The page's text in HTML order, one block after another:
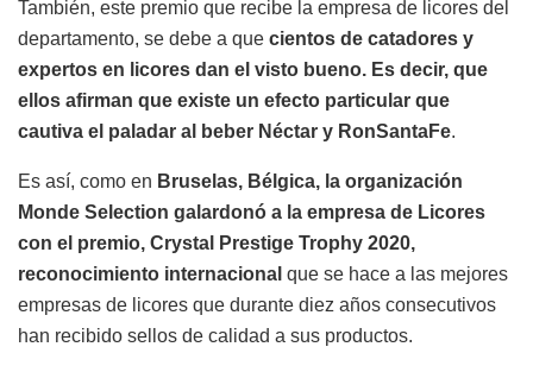
También, este premio que recibe la empresa de licores del
departamento, se debe a que cientos de catadores y
expertos en licores dan el visto bueno. Es decir, que
ellos afirman que existe un efecto particular que
cautiva el paladar al beber Néctar y RonSantaFe.
Es así, como en Bruselas, Bélgica, la organización
Monde Selection galardonó a la empresa de Licores
con el premio, Crystal Prestige Trophy 2020,
reconocimiento internacional que se hace a las mejores
empresas de licores que durante diez años consecutivos
han recibido sellos de calidad a sus productos.